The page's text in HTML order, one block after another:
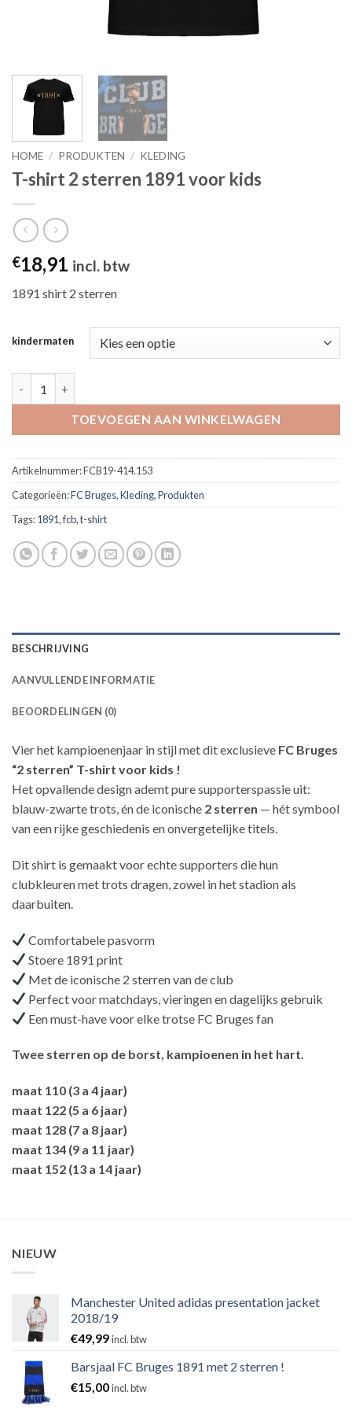
HOME / PRODUKTEN / KLEDING
T-shirt 2 sterren 1891 voor kids
€18,91 incl. btw
1891 shirt 2 sterren
kindermaten
TOEVOEGEN AAN WINKELWAGEN
Artikelnummer:FCB19-414.153
Categorieën:FC Bruges,Kleding,Produkten
Tags:1891,fcb,t-shirt
BESCHRIJVING
AANVULLENDE INFORMATIE
BEOORDELINGEN (0)
Vier het kampioenenjaar in stijl met dit exclusieve FC Bruges
“2 sterren” T-shirt voor kids !
Het opvallende design ademt pure supporterspassie uit:
blauw-zwarte trots, én de iconische 2 sterren — hét symbool
van een rijke geschiedenis en onvergetelijke titels.
Dit shirt is gemaakt voor echte supporters die hun
clubkleuren met trots dragen, zowel in het stadion als
daarbuiten.
Comfortabele pasvorm
Stoere 1891 print
Met de iconische 2 sterren van de club
Perfect voor matchdays, vieringen en dagelijks gebruik
Een must-have voor elke trotse FC Bruges fan
Twee sterren op de borst, kampioenen in het hart.
maat 110 (3 a 4 jaar)
maat 122 (5 a 6 jaar)
maat 128 (7 a 8 jaar)
maat 134 (9 a 11 jaar)
maat 152 (13 a 14 jaar)
NIEUW
Manchester United adidas presentation jacket
2018/19
€49,99incl. btw
Barsjaal FC Bruges 1891 met 2 sterren !
€15,00incl. btw